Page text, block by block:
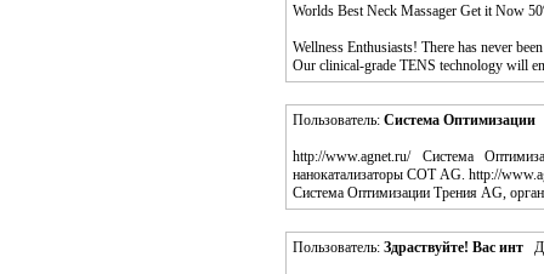
Worlds Best Neck Massager Get it Now
Wellness Enthusiasts! There has never
Our clinical-grade TENS technology will
Пользователь: Система Оптимизации
http://www.agnet.ru/ Система
нанокатализаторы СОТ AG. http://
Система Оптимизации Трения AG,
Пользователь: Здраствуйте! Вас инт